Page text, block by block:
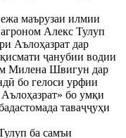
маърузаи илмии
Алекс Тулуп
Аълоҳазрат дар
ҷанубии водии
Милена Швигун дар
бо гелоси урфии
бо умқи
таваҷҷуҳи
ба самъи